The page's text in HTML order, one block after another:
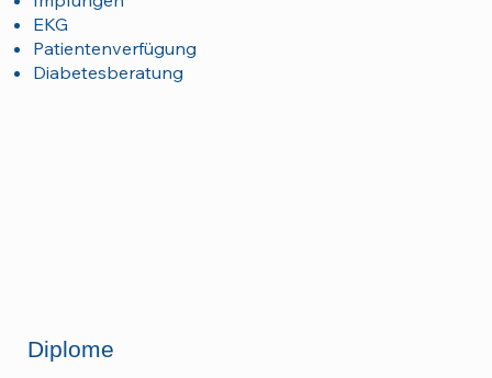
EKG
Patientenverfügung
Diabetesberatung
Diplome